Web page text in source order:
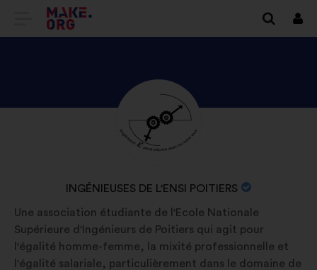
TOVÁBB
MAKE.ORG
FŐOLDALÁRA
NÉZZE
MEG
POITIERS
PROFILJÁT
A
SZERVEZET
NEVE:
INGÉNIEUSES DE L'ENSI POITIERS
Önéletrajz:
Une association étudiante de l'Ecole Nationale
Supérieure d'Ingénieurs de Poitiers qui agit pour
l'égalité homme-femme, la mixité professionnelle et
l'égalité salariale, particulièrement dans le domaine de